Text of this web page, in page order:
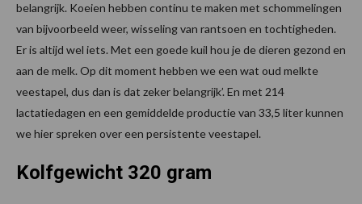
belangrijk. Koeien hebben continu te maken met schommelingen
van bijvoorbeeld weer, wisseling van rantsoen en tochtigheden.
Er is altijd wel iets. Met een goede kuil hou je de dieren gezond en
aan de melk. Op dit moment hebben we een wat oud melkte
veestapel, dus dan is dat zeker belangrijk’. En met 214
lactatiedagen en een gemiddelde productie van 33,5 liter kunnen
we hier spreken over een persistente veestapel.
Kolfgewicht 320 gram